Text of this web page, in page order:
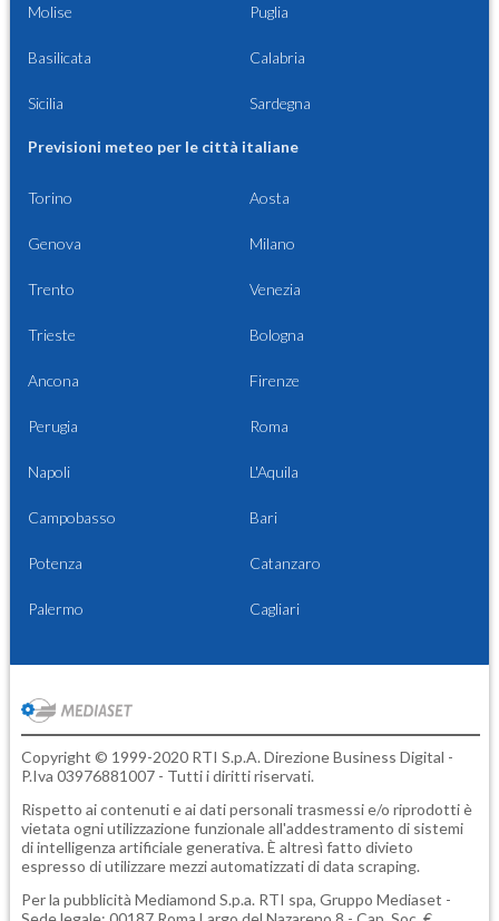
Molise Puglia
Basilicata Calabria
Sicilia Sardegna
Previsioni meteo per le città italiane
Torino Aosta
Genova Milano
Trento Venezia
Trieste Bologna
Ancona Firenze
Perugia Roma
Napoli L'Aquila
Campobasso Bari
Potenza Catanzaro
Palermo Cagliari
Copyright © 1999-2020 RTI S.p.A. Direzione Business Digital -
P.Iva 03976881007 - Tutti i diritti riservati.
Rispetto ai contenuti e ai dati personali trasmessi e/o riprodotti è
vietata ogni utilizzazione funzionale all'addestramento di sistemi
di intelligenza artificiale generativa. È altresì fatto divieto
espresso di utilizzare mezzi automatizzati di data scraping.
Per la pubblicità Mediamond S.p.a. RTI spa, Gruppo Mediaset -